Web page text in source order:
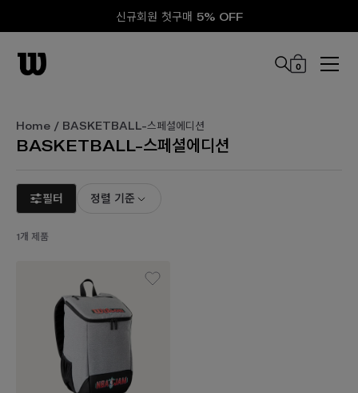
신규회원 첫구매 5% OFF
0
Home / BASKETBALL-스페셜에디션
BASKETBALL-스페셜에디션
필터 정렬 기준
1개 제품